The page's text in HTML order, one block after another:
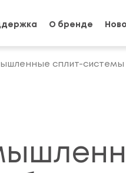
О бренде
сплит-системы